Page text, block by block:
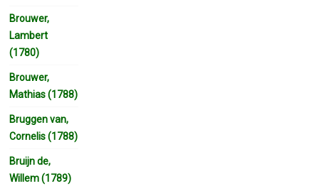
Brouwer,
Lambert
(1780)
Brouwer,
Mathias (1788)
Bruggen van,
Cornelis (1788)
Bruijn de,
Willem (1789)